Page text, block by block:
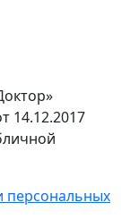
14.12.2017
персональных